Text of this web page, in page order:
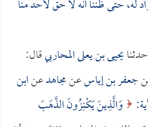
له، حتى ظننا أنه لا حق لأحد منا
يحيى بن يعلى المحاربيقال:
جعفر بن إياسعنمجاهدعنابن
وَالَّذِينَ يَكْنِزُونَ الذَّهَبَ